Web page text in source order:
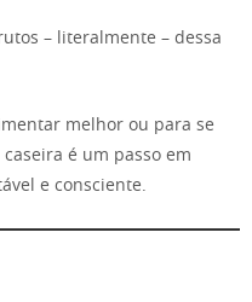
– literalmente – dessa
melhor ou para se
é um passo em
e consciente.